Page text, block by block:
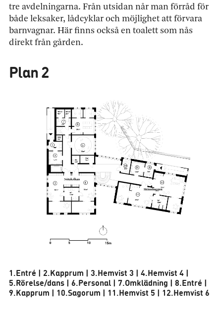
tre avdelningarna. Från utsidan når man förråd för
både leksaker, lådcyklar och möjlighet att förvara
barnvagnar. Här finns också en toalett som nås
direkt från gården.
Plan 2
1.Entré | 2.Kapprum | 3.Hemvist 3 | 4.Hemvist 4 |
5.Rörelse/dans | 6.Personal | 7.Omklädning | 8.Entré |
9.Kapprum | 10.Sagorum | 11.Hemvist 5 | 12.Hemvist 6